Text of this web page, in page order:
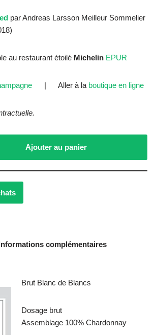
par Andreas Larsson Meilleur Sommelier
au restaurant étoilé Michelin EPUR
| Aller à la boutique en ligne
Ajouter au panier
complémentaires
Brut Blanc de Blancs
Dosage brut
Assemblage 100% Chardonnay